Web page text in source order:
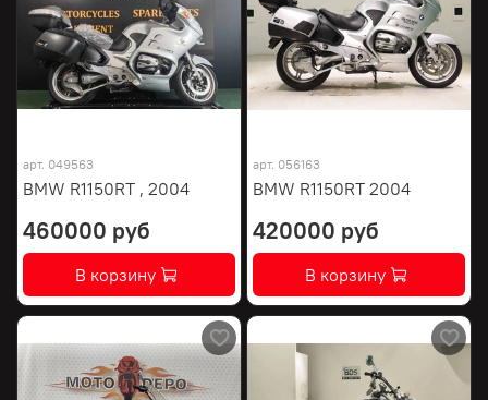
арт. 049563
BMW R1150RT , 2004
460000 руб
В корзину
арт. 056163
BMW R1150RT 2004
420000 руб
В корзину